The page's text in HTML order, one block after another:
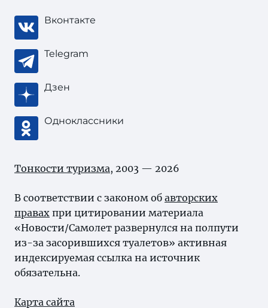
Вконтакте
Telegram
Дзен
Одноклассники
Тонкости туризма, 2003 — 2026
В соответствии с законом об авторских
правах при цитировании материала
«Новости/Самолет развернулся на полпути
из-за засорившихся туалетов» активная
индексируемая ссылка на источник
обязательна.
Карта сайта